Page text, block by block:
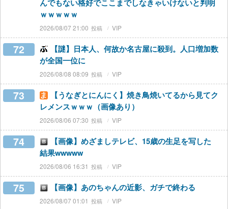
んでもない格好でここまでしなきゃいけないと判明
ｗｗｗｗｗ
2026/08/07 21:00 VIP
72
【謎】日本人、何故か名古屋に殺到。人口増加数
が全国一位に
2026/08/08 08:09 VIP
73
【うなぎとにんにく】焼き鳥焼いてるから見てク
レメンスｗｗｗ（画像あり）
2026/08/06 07:30 VIP
74
【画像】めざましテレビ、15歳の生足を写した
結果wwwww
2026/08/06 16:31 VIP
75 【画像】あのちゃんの近影、ガチで終わる
2026/08/07 01:01 VIP